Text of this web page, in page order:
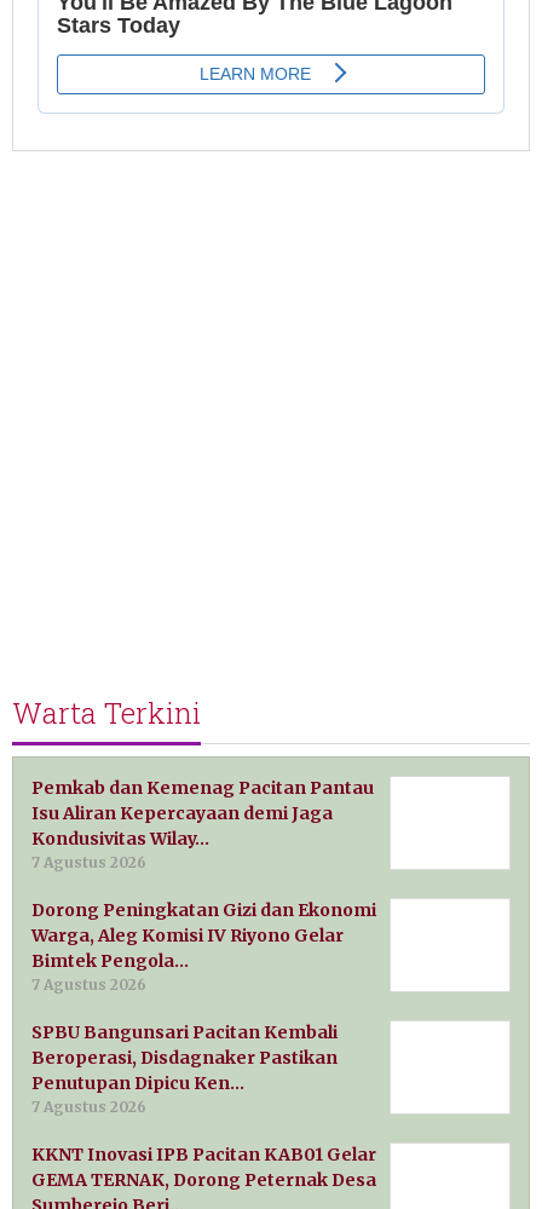
Warta Terkini
Pemkab dan Kemenag Pacitan Pantau
Isu Aliran Kepercayaan demi Jaga
Kondusivitas Wilay…
7 Agustus 2026
Dorong Peningkatan Gizi dan Ekonomi
Warga, Aleg Komisi IV Riyono Gelar
Bimtek Pengola…
7 Agustus 2026
SPBU Bangunsari Pacitan Kembali
Beroperasi, Disdagnaker Pastikan
Penutupan Dipicu Ken…
7 Agustus 2026
KKNT Inovasi IPB Pacitan KAB01 Gelar
GEMA TERNAK, Dorong Peternak Desa